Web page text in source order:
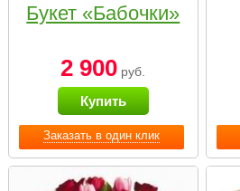
Заказать в один клик
Букет «Бабочки»
2 900 руб.
Купить